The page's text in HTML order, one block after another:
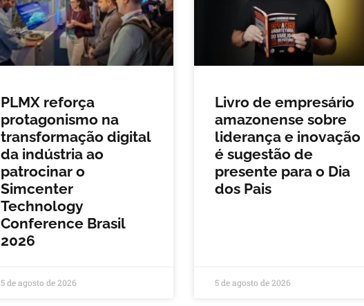
PLMX reforça
protagonismo na
transformação digital
da indústria ao
patrocinar o
Simcenter
Technology
Conference Brasil
2026
5 de agosto de 2026
Livro de empresário
amazonense sobre
liderança e inovação
é sugestão de
presente para o Dia
dos Pais
5 de agosto de 2026